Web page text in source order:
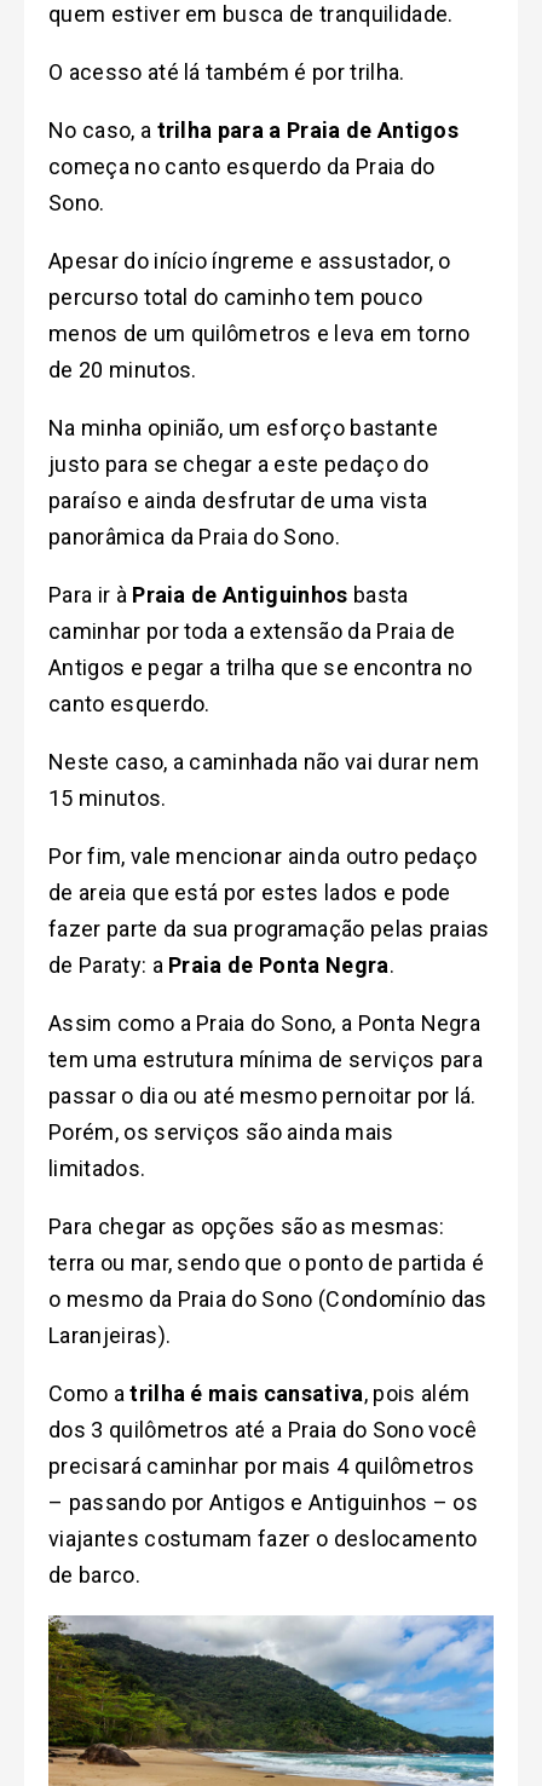
quem estiver em busca de tranquilidade.
O acesso até lá também é por trilha.
No caso, a trilha para a Praia de Antigos
começa no canto esquerdo da Praia do
Sono.
Apesar do início íngreme e assustador, o
percurso total do caminho tem pouco
menos de um quilômetros e leva em torno
de 20 minutos.
Na minha opinião, um esforço bastante
justo para se chegar a este pedaço do
paraíso e ainda desfrutar de uma vista
panorâmica da Praia do Sono.
Para ir à Praia de Antiguinhos basta
caminhar por toda a extensão da Praia de
Antigos e pegar a trilha que se encontra no
canto esquerdo.
Neste caso, a caminhada não vai durar nem
15 minutos.
Por fim, vale mencionar ainda outro pedaço
de areia que está por estes lados e pode
fazer parte da sua programação pelas praias
de Paraty: a Praia de Ponta Negra.
Assim como a Praia do Sono, a Ponta Negra
tem uma estrutura mínima de serviços para
passar o dia ou até mesmo pernoitar por lá.
Porém, os serviços são ainda mais
limitados.
Para chegar as opções são as mesmas:
terra ou mar, sendo que o ponto de partida é
o mesmo da Praia do Sono (Condomínio das
Laranjeiras).
Como atrilha é mais cansativa, pois além
dos 3 quilômetros até a Praia do Sono você
precisará caminhar por mais 4 quilômetros
– passando por Antigos e Antiguinhos – os
viajantes costumam fazer o deslocamento
de barco.